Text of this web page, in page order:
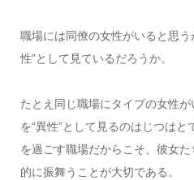
職場には同僚の女性がいると思
性”として見ているだろうか。
たとえ同じ職場にタイプの女性
を“異性”として見るのはじつは
を過ごす職場だからこそ、彼女
的に振舞うことが大切である。